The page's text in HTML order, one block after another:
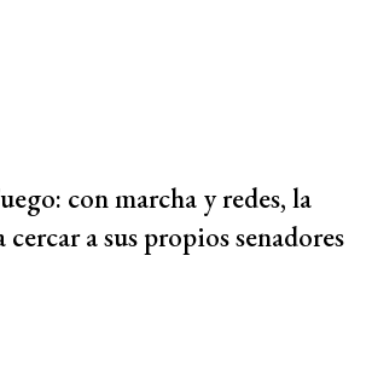
con marcha y redes, la
a sus propios senadores